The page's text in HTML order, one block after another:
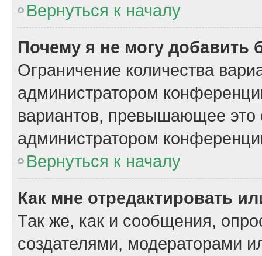
Вернуться к началу
Почему я не могу добавить
Ограничение количества
администратором
вариантов, превышающее это
администратором
Вернуться к началу
Как мне отредактировать
Так же, как и сообщения,
создателями, модераторами